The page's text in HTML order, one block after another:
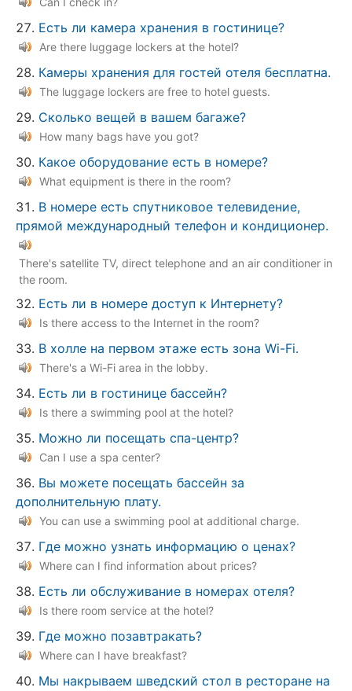
Есть ли камера хранения в гостинице?
Are there luggage lockers at the hotel?
Камеры хранения для гостей отеля бесплатна.
The luggage lockers are free to hotel guests.
Сколько вещей в вашем багаже?
How many bags have you got?
Какое оборудование есть в номере?
What equipment is there in the room?
В номере есть спутниковое телевидение,
прямой международный телефон и кондиционер.
There's satellite TV, direct telephone and an air conditioner in
the room.
Есть ли в номере доступ к Интернету?
Is there access to the Internet in the room?
В холле на первом этаже есть зона Wi-Fi.
There's a Wi-Fi area in the lobby.
Есть ли в гостинице бассейн?
Is there a swimming pool at the hotel?
Можно ли посещать спа-центр?
Can I use a spa center?
Вы можете посещать бассейн за
дополнительную плату.
You can use a swimming pool at additional charge.
Где можно узнать информацию о ценах?
Where can I find information about prices?
Есть ли обслуживание в номерах отеля?
Is there room service at the hotel?
Где можно позавтракать?
Where can I have breakfast?
Мы накрываем шведский стол в ресторане на